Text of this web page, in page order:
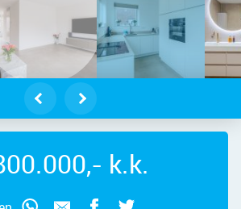
23, 1567 NG –
k.k.